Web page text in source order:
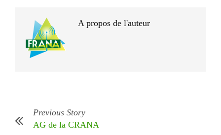
A propos de l'auteur
Previous Story
AG de la CRANA